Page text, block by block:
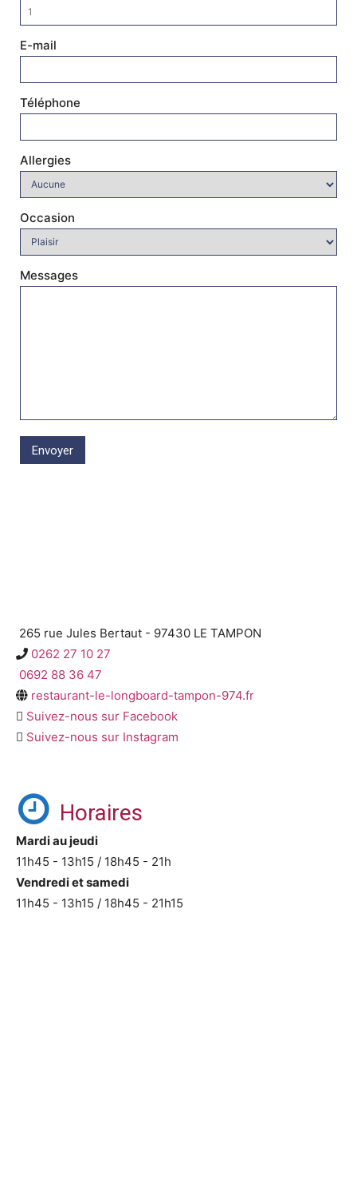
E-mail
Téléphone
Allergies
Occasion
Messages
265 rue Jules Bertaut - 97430 LE TAMPON
0262 27 10 27
0692 88 36 47
restaurant-le-longboard-tampon-974.fr
Suivez-nous sur Facebook
Suivez-nous sur Instagram
Horaires
Mardi au jeudi
11h45 - 13h15 / 18h45 - 21h
Vendredi et samedi
11h45 - 13h15 / 18h45 - 21h15